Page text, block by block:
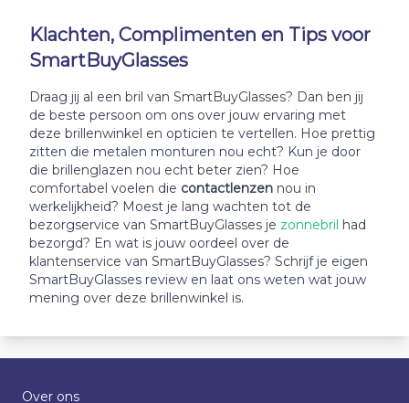
Klachten, Complimenten en Tips voor
SmartBuyGlasses
Draag jij al een bril van SmartBuyGlasses? Dan ben jij
de beste persoon om ons over jouw ervaring met
deze brillenwinkel en opticien te vertellen. Hoe prettig
zitten die metalen monturen nou echt? Kun je door
die brillenglazen nou echt beter zien? Hoe
comfortabel voelen die contactlenzen nou in
werkelijkheid? Moest je lang wachten tot de
bezorgservice van SmartBuyGlasses je zonnebril had
bezorgd? En wat is jouw oordeel over de
klantenservice van SmartBuyGlasses? Schrijf je eigen
SmartBuyGlasses review en laat ons weten wat jouw
mening over deze brillenwinkel is.
Over ons